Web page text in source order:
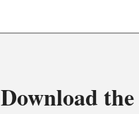
Download the